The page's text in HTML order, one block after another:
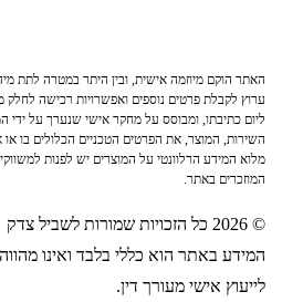
האתר הוקם מיוזמה אישית, ובין היתר במטרה לתת
ערוץ לקבלת פרטים נוספים ואפשרויות רכישה לחלק
ליום כתיבתו, ומבוסס על מחקר אישי שנערך על ידי
השירות, המוצר, את הפרטים הטכניים הכלולים בו
מלוא המידע הרלוונטי על המוצרים יש לפנות
המוזכרים באתר.
© 2026 כל הזכויות שמורות לשביל צדק
המידע באתר הוא כללי בלבד ואינו
לייעוץ אישי מעורך דין.